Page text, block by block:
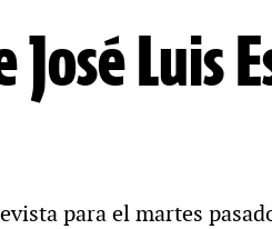
Luis
para el martes